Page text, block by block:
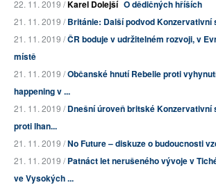
22. 11. 2019 /Karel Dolejší O dědičných hříších
21. 11. 2019 /Británie: Další podvod Konzervativní
21. 11. 2019 /ČR boduje v udržitelném rozvoji, v
místě
21. 11. 2019 /Občanské hnutí Rebelie proti
happening v ...
21. 11. 2019 /Dnešní úroveň britské
proti lhan...
21. 11. 2019 /No Future – diskuze o budoucnosti
21. 11. 2019 /Patnáct let nerušeného vývoje v
ve Vysokých ...